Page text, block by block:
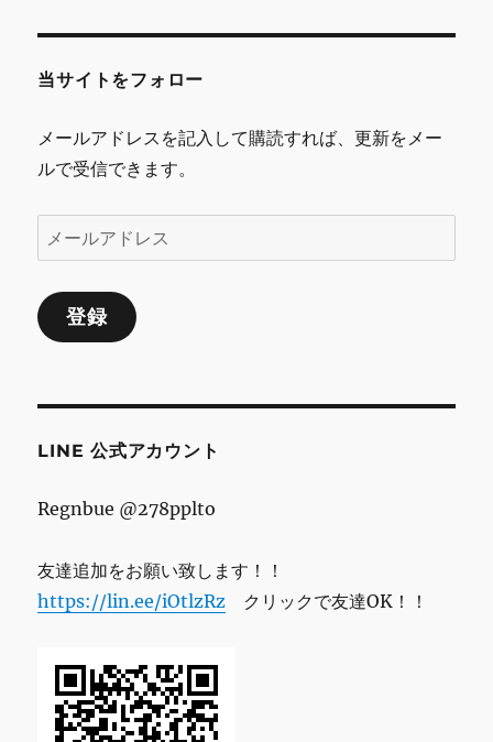
ス
当サイトをフォロー
メールアドレスを記入して購読すれば、更新をメー
ルで受信できます。
ー
ル
ア
ス
登録
LINE 公式アカウント
Regnbue @278pplto
友達追加をお願い致します！！
https://lin.ee/iOtlzRz クリックで友達OK！！